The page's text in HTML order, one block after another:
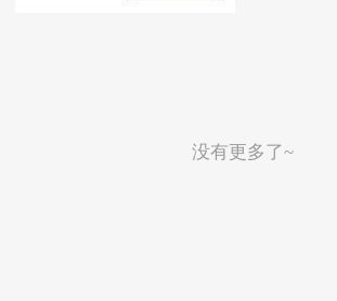
没有更多了~